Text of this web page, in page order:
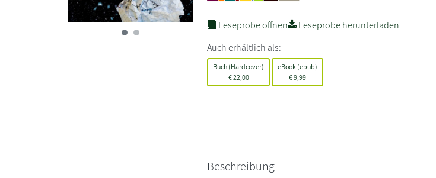
Leseprobe öffnen
Leseprobe herunterladen
Auch erhältlich als:
Buch (Hardcover)
€22,00
eBook (epub)
€9,99
Beschreibung